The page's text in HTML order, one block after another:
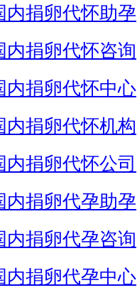
内捐卵代怀助孕
内捐卵代怀咨询
内捐卵代怀中心
内捐卵代怀机构
内捐卵代怀公司
内捐卵代孕助孕
内捐卵代孕咨询
内捐卵代孕中心